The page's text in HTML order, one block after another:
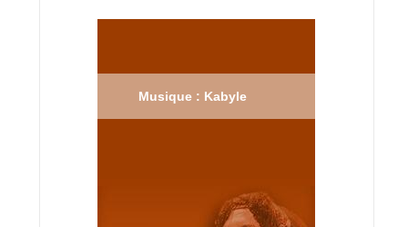
Musique : Kabyle